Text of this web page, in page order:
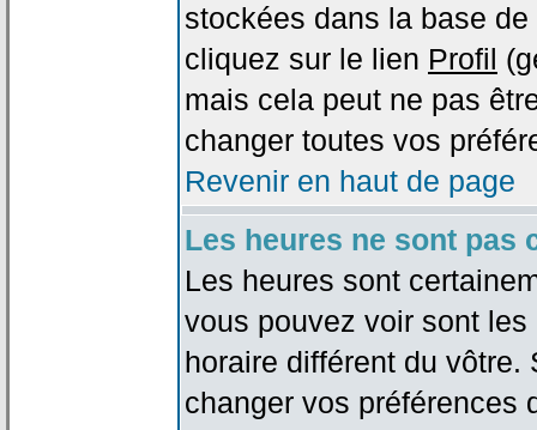
stockées dans la base
cliquez sur le lien Profil
mais cela peut ne pas
changer toutes vos
Revenir en haut de page
Les heures ne sont pas
Les heures sont
vous pouvez voir sont
horaire différent du
changer vos préférences